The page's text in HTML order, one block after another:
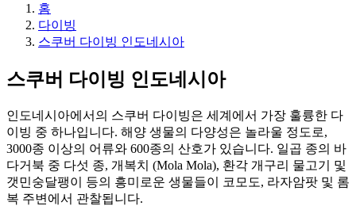
홈
다이빙
스쿠버 다이빙 인도네시아
스쿠버 다이빙 인도네시아
인도네시아에서의 스쿠버 다이빙은 세계에서 가장 훌륭한 다
이빙 중 하나입니다. 해양 생물의 다양성은 놀라울 정도로,
3000종 이상의 어류와 600종의 산호가 있습니다. 일곱 종의 바
다거북 중 다섯 종, 개복치 (Mola Mola), 환각 개구리 물고기 및
갯민숭달팽이 등의 흥미로운 생물들이 코모도, 라자암팟 및 롬
복 주변에서 관찰됩니다.